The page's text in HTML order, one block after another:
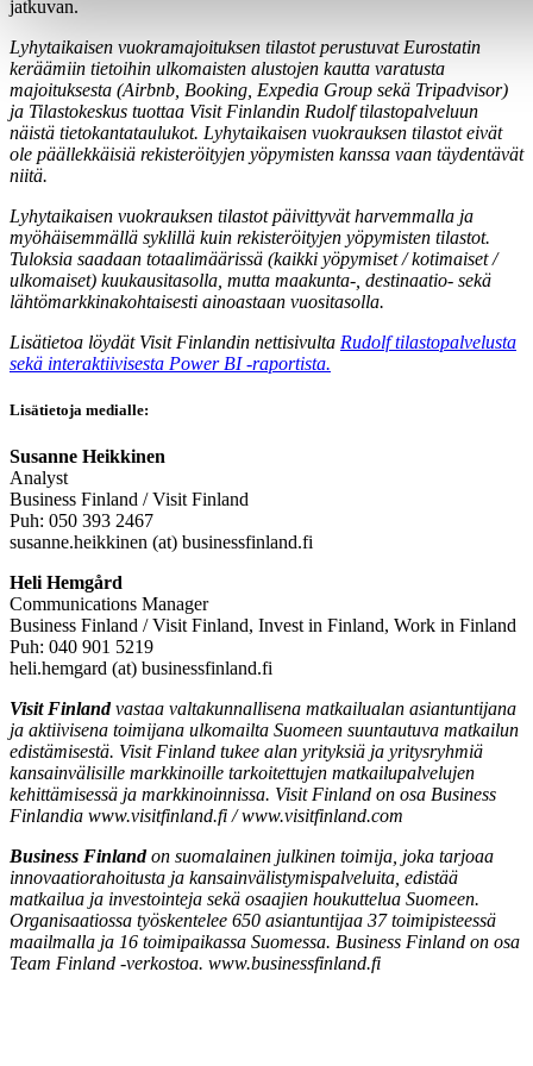
jatkuvan.
Lyhytaikaisen vuokramajoituksen tilastot perustuvat Eurostatin
keräämiin tietoihin ulkomaisten alustojen kautta varatusta
majoituksesta (Airbnb, Booking, Expedia Group sekä Tripadvisor)
ja Tilastokeskus tuottaa Visit Finlandin Rudolf tilastopalveluun
näistä tietokantataulukot. Lyhytaikaisen vuokrauksen tilastot eivät
ole päällekkäisiä rekisteröityjen yöpymisten kanssa vaan täydentävät
niitä.
Lyhytaikaisen vuokrauksen tilastot päivittyvät harvemmalla ja
myöhäisemmällä syklillä kuin rekisteröityjen yöpymisten tilastot.
Tuloksia saadaan totaalimäärissä (kaikki yöpymiset / kotimaiset /
ulkomaiset) kuukausitasolla, mutta maakunta-, destinaatio- sekä
lähtömarkkinakohtaisesti ainoastaan vuositasolla.
Lisätietoa löydät Visit Finlandin nettisivulta Rudolf tilastopalvelusta
sekä interaktiivisesta Power BI -raportista.
Lisätietoja medialle:
Susanne Heikkinen
Analyst
Business Finland / Visit Finland
Puh: 050 393 2467
susanne.heikkinen (at) businessfinland.fi
Heli Hemgård
Communications Manager
Business Finland / Visit Finland, Invest in Finland, Work in Finland
Puh: 040 901 5219
heli.hemgard (at) businessfinland.fi
Visit Finlandvastaa valtakunnallisena matkailualan asiantuntijana
ja aktiivisena toimijana ulkomailta Suomeen suuntautuva matkailun
edistämisestä. Visit Finland tukee alan yrityksiä ja yritysryhmiä
kansainvälisille markkinoille tarkoitettujen matkailupalvelujen
kehittämisessä ja markkinoinnissa. Visit Finland on osa Business
Finlandia www.visitfinland.fi / www.visitfinland.com
Business Finlandon suomalainen julkinen toimija, joka tarjoaa
innovaatiorahoitusta ja kansainvälistymispalveluita, edistää
matkailua ja investointeja sekä osaajien houkuttelua Suomeen.
Organisaatiossa työskentelee 650 asiantuntijaa 37 toimipisteessä
maailmalla ja 16 toimipaikassa Suomessa. Business Finland on osa
Team Finland -verkostoa. www.businessfinland.fi